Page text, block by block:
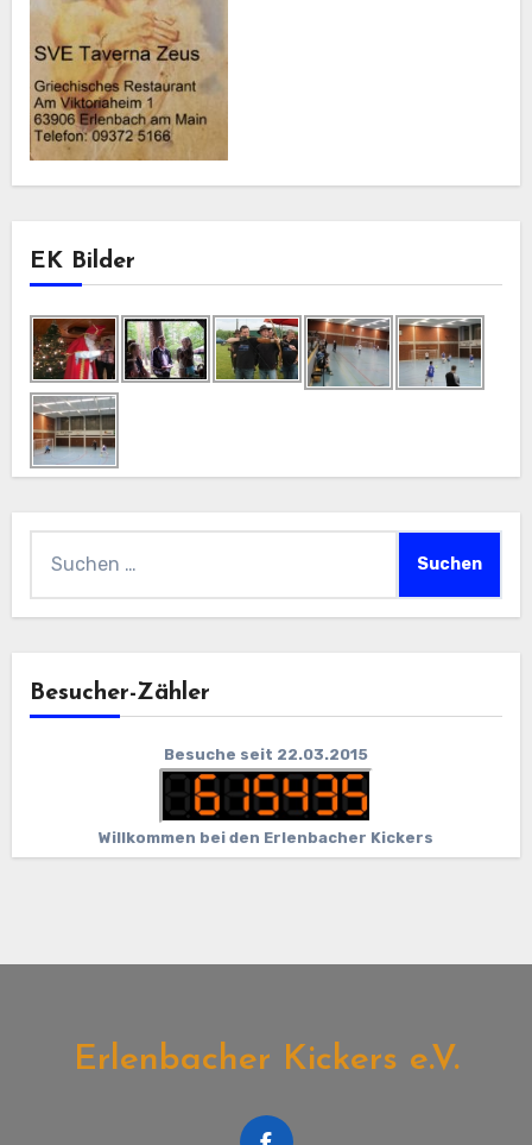
EK Bilder
nach:
Besucher-Zähler
Besuche seit 22.03.2015
Willkommen bei den Erlenbacher Kickers
Erlenbacher Kickers e.V.